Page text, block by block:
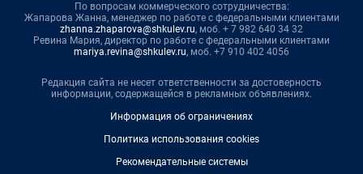
По вопросам коммерческого сотрудничества:
Жапарова Жанна, менеджер по работе с федеральными клиентами
zhanna.zhaparova@shkulev.ru, моб. + 7 982 640 34 32
Ревина Мария, директор по работе с федеральными клиентами
mariya.revina@shkulev.ru, моб. +7 910 402 4056
Редакция сайта не несет ответственности за достоверность
информации, содержащейся в рекламных объявлениях.
Информация об ограничениях
Политика использования cookies
Рекомендательные системы